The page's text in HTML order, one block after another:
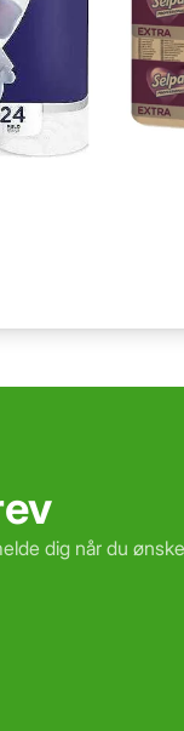
dig når du
Gem